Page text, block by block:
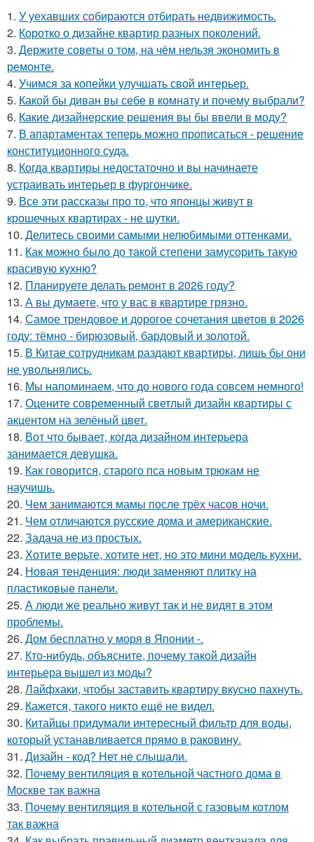
1. У уехавших собираются отбирать недвижимость.
2. Коротко о дизайне квартир разных поколений.
3. Держите советы о том, на чём нельзя экономить в
ремонте.
4. Учимся за копейки улучшать свой интерьер.
5. Какой бы диван вы себе в комнату и почему выбрали?
6. Какие дизайнерские решения вы бы ввели в моду?
7. В апартаментах теперь можно прописаться - решение
конституционного суда.
8. Когда квартиры недостаточно и вы начинаете
устраивать интерьер в фургончике.
9. Все эти рассказы про то, что японцы живут в
крошечных квартирах - не шутки.
10. Делитесь своими самыми нелюбимыми оттенками.
11. Как можно было до такой степени замусорить такую
красивую кухню?
12. Планируете делать ремонт в 2026 году?
13. А вы думаете, что у вас в квартире грязно.
14. Самое трендовое и дорогое сочетания цветов в 2026
году: тёмно - бирюзовый, бардовый и золотой.
15. В Китае сотрудникам раздают квартиры, лишь бы они
не увольнялись.
16. Мы напоминаем, что до нового года совсем немного!
17. Оцените современный светлый дизайн квартиры с
акцентом на зелёный цвет.
18. Вот что бывает, когда дизайном интерьера
занимается девушка.
19. Как говорится, старого пса новым трюкам не
научишь.
20. Чем занимаются мамы после трёх часов ночи.
21. Чем отличаются русские дома и американские.
22. Задача не из простых.
23. Хотите верьте, хотите нет, но это мини модель кухни.
24. Новая тенденция: люди заменяют плитку на
пластиковые панели.
25. А люди же реально живут так и не видят в этом
проблемы.
26. Дом бесплатно у моря в Японии -.
27. Кто-нибудь, объясните, почему такой дизайн
интерьера вышел из моды?
28. Лайфхаки, чтобы заставить квартиру вкусно пахнуть.
29. Кажется, такого никто ещё не видел.
30. Китайцы придумали интересный фильтр для воды,
который устанавливается прямо в раковину.
31. Дизайн - код? Нет не слышали.
32. Почему вентиляция в котельной частного дома в
Москве так важна
33. Почему вентиляция в котельной с газовым котлом
так важна